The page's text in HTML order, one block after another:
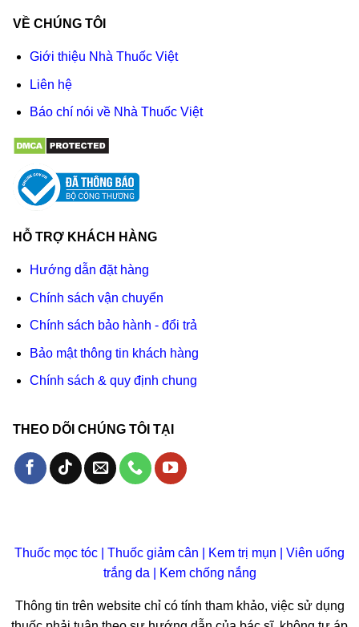
VỀ CHÚNG TÔI
Giới thiệu Nhà Thuốc Việt
Liên hệ
Báo chí nói về Nhà Thuốc Việt
HỖ TRỢ KHÁCH HÀNG
Hướng dẫn đặt hàng
Chính sách vận chuyển
Chính sách bảo hành - đổi trả
Bảo mật thông tin khách hàng
Chính sách & quy định chung
THEO DÕI CHÚNG TÔI TẠI
Thuốc mọc tóc Thuốc giảm cân Kem trị mụn
Viên uống
trắng da
Kem chống nắng
Thông tin trên website chỉ có tính tham khảo, việc sử dụng